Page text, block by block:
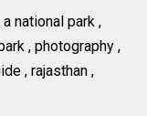
national park ,
, photography ,
, rajasthan ,